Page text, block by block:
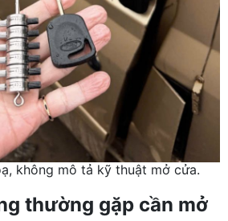
không mô tả kỹ thuật mở cửa.
thường gặp cần mở